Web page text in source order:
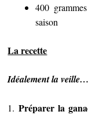
400
saison
La recette
Idéalement la veille…
1. Préparer la